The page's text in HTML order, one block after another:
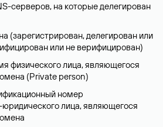
серверов, на которые делегирован
(зарегистрирован, делегирован или
или не верифицирован)
физического лица, являющегося
(Privatе person)
номер
лица, являющегося